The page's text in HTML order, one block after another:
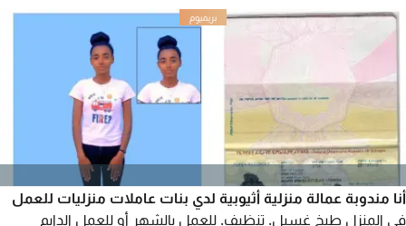
أنا مندوبة عمالة منزلية أثيوبية لدي بنات عاملات منزليات للعمل
في المنزل طبخ غسيل. تنظيف. للعمل بالشهر أو للعمل الدايم